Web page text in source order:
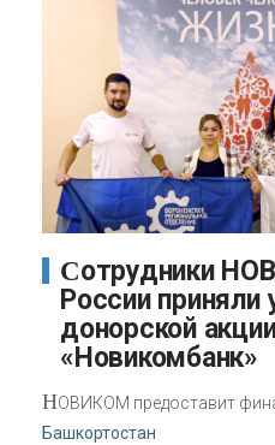
Сотрудники НОВИКОМа по всей
России приняли
донорской
«Новикомбанк»
НОВИКОМ предоставит
Башкортостан